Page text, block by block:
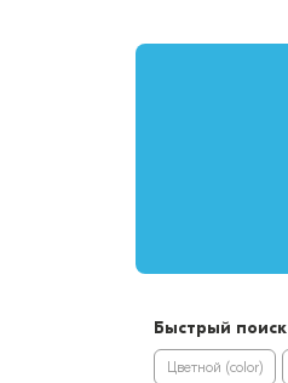
Быстрый поиск
Цветной (color)